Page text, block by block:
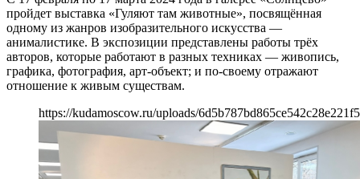
пройдет выставка «Гуляют там животные», посвящённая
одному из жанров изобразительного искусства —
анималистике. В экспозиции представлены работы трёх
авторов, которые работают в разных техниках — живопись,
графика, фотография, арт-объект; и по-своему отражают
отношение к живым существам.
https://kudamoscow.ru/uploads/